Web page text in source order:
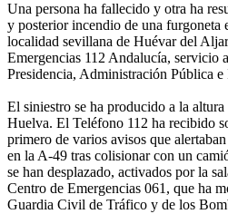
Una persona ha fallecido y otra ha
y posterior incendio de una furgoneta
localidad sevillana de Huévar del
Emergencias 112 Andalucía, servicio
Presidencia, Administración Pública e
El siniestro se ha producido a la
Huelva. El Teléfono 112 ha recibido
primero de varios avisos que
en la A-49 tras colisionar con un
se han desplazado, activados por la
Centro de Emergencias 061, que ha
Guardia Civil de Tráfico y de los